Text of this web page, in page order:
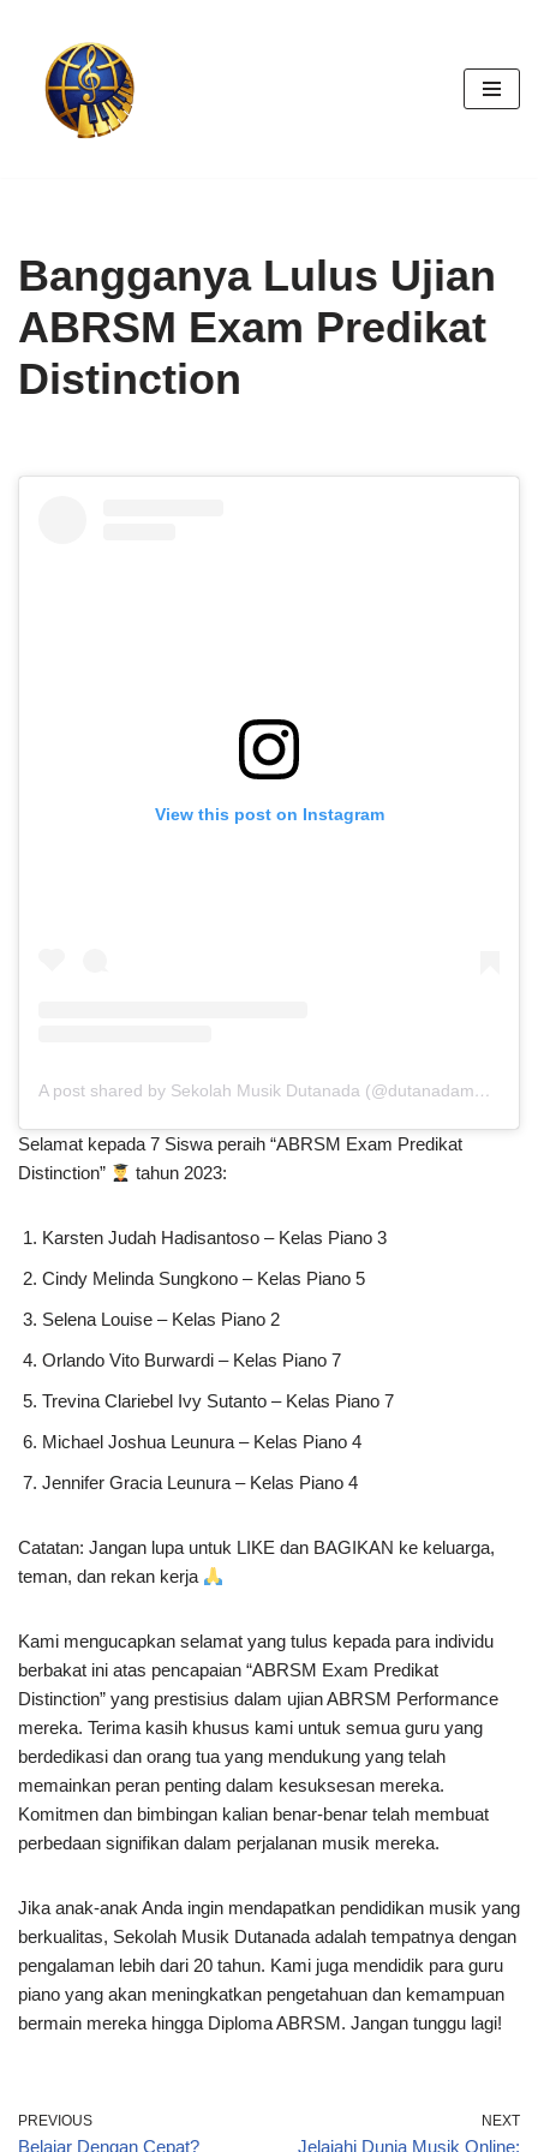
Skip
content
Bangganya Lulus Ujian
ABRSM Exam Predikat
Distinction
View this post on Instagram
A post shared by Sekolah Musik Dutanada (@dutanadamusik)
Selamat kepada 7 Siswa peraih “ABRSM Exam Predikat
Distinction”
tahun 2023:
Karsten Judah Hadisantoso – Kelas Piano 3
Cindy Melinda Sungkono – Kelas Piano 5
Selena Louise – Kelas Piano 2
Orlando Vito Burwardi – Kelas Piano 7
Trevina Clariebel Ivy Sutanto – Kelas Piano 7
Michael Joshua Leunura – Kelas Piano 4
Jennifer Gracia Leunura – Kelas Piano 4
Catatan: Jangan lupa untuk LIKE dan BAGIKAN ke keluarga,
teman, dan rekan kerja
Kami mengucapkan selamat yang tulus kepada para individu
berbakat ini atas pencapaian “ABRSM Exam Predikat
Distinction” yang prestisius dalam ujian ABRSM Performance
mereka. Terima kasih khusus kami untuk semua guru yang
berdedikasi dan orang tua yang mendukung yang telah
memainkan peran penting dalam kesuksesan mereka.
Komitmen dan bimbingan kalian benar-benar telah membuat
perbedaan signifikan dalam perjalanan musik mereka.
Jika anak-anak Anda ingin mendapatkan pendidikan musik yang
berkualitas, Sekolah Musik Dutanada adalah tempatnya dengan
pengalaman lebih dari 20 tahun. Kami juga mendidik para guru
piano yang akan meningkatkan pengetahuan dan kemampuan
bermain mereka hingga Diploma ABRSM. Jangan tunggu lagi!
PREVIOUS
Belajar Dengan Cepat?
NEXT
Jelajahi Dunia Musik Online: